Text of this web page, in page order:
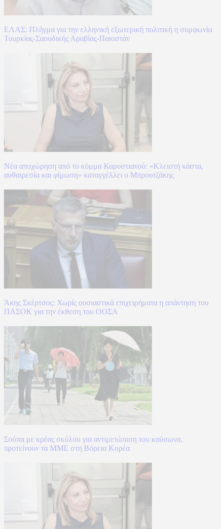
ΕΛΑΣ: Πλήγμα για την ελληνική εξωτερική πολιτική η συμφωνία
Τουρκίας-Σαουδικής Αραβίας-Πακιστάν
Νέα αποχώρηση από το κόμμα Καρυστιανού: «Κλειστή κάστα,
αυθαιρεσία και φίμωση» καταγγέλλει ο Μπρουτζάκης
Άκης Σκέρτσος: Χωρίς ουσιαστικά επιχειρήματα η απάντηση του
ΠΑΣΟΚ για την έκθεση του ΟΟΣΑ
Σούπα με κρέας σκύλου για αντιμετώπιση του καύσωνα,
προτείνουν τα ΜΜΕ στη Βόρεια Κορέα